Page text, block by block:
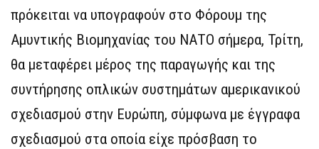
πρόκειται να υπογραφούν στο Φόρουμ της
Αμυντικής Βιομηχανίας του ΝΑΤΟ σήμερα, Τρίτη,
θα μεταφέρει μέρος της παραγωγής και της
συντήρησης οπλικών συστημάτων αμερικανικού
σχεδιασμού στην Ευρώπη, σύμφωνα με έγγραφα
σχεδιασμού στα οποία είχε πρόσβαση το